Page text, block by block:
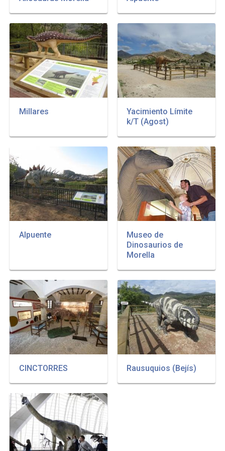
Millares
Yacimiento Límite
k/T (Agost)
Alpuente
Museo de
Dinosaurios de
Morella
CINCTORRES Rausuquios (Bejís)